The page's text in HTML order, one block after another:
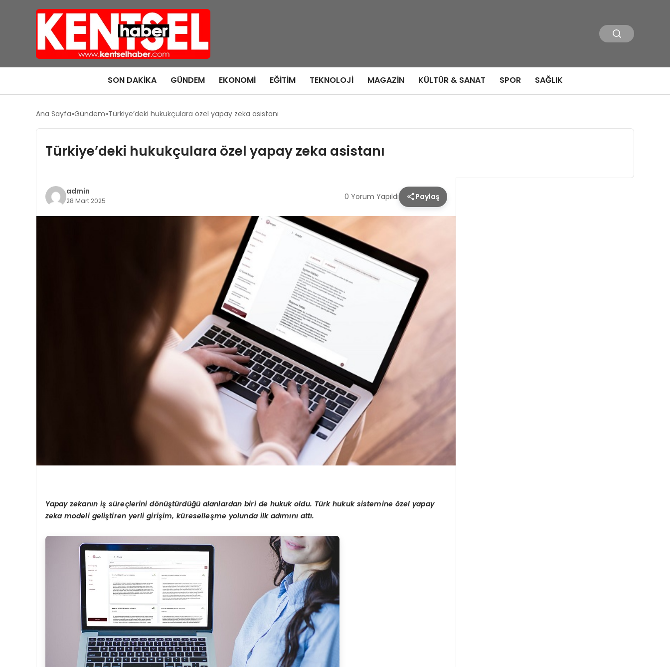
SON DAKIKA GÜNDEM EKONOMI EĞITIM TEKNOLOJI MAGAZIN KÜLTÜR & SANAT SPOR SAĞLIK
Ana Sayfa Gündem Türkiye’deki hukukçulara özel yapay zeka asistanı
Türkiye’deki hukukçulara özel yapay zeka asistanı
admin
28 Mart 2025 0 Yorum Yapıldı Paylaş
Yapay zekanın iş süreçlerini dönüştürdüğü alanlardan biri de hukuk oldu. Türk hukuk sistemine özel yapay
zeka modeli geliştiren yerli girişim, küreselleşme yolunda ilk adımını attı.